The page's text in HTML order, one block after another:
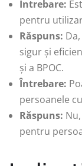
Întrebare:
pentru
Răspuns:
sigur și
și a BPOC.
Întrebare:
persoanele
Răspuns:
pentru